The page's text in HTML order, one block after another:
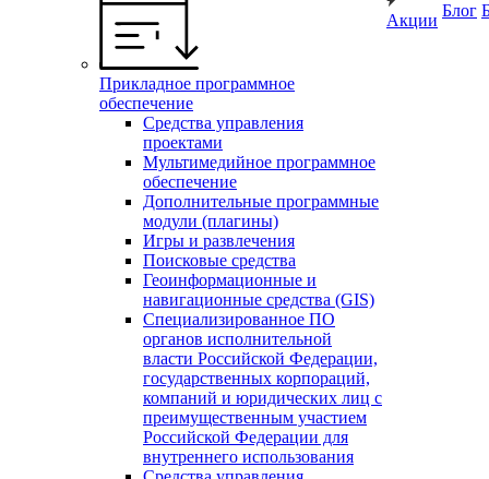
Прикладное программное
обеспечение
Средства управления
проектами
Мультимедийное программное
обеспечение
Дополнительные программные
модули (плагины)
Игры и развлечения
Поисковые средства
Геоинформационные и
навигационные средства (GIS)
Специализированное ПО
органов исполнительной
власти Российской Федерации,
государственных корпораций,
компаний и юридических лиц с
преимущественным участием
Российской Федерации для
внутреннего использования
Акции
Блог